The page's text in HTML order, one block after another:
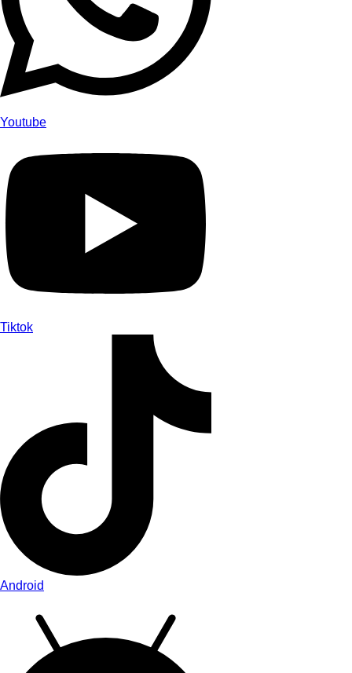
Youtube
Tiktok
Android